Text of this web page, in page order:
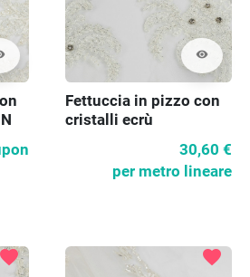
visibility
Fettuccia in pizzo con
cristalli ecrù
30,60 €
per metro lineare
favorite